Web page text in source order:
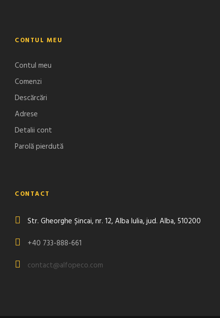
CONTUL MEU
Contul meu
Comenzi
Descărcări
Adrese
Detalii cont
Parolă pierdută
CONTACT
Str. Gheorghe Șincai, nr. 12, Alba Iulia, jud. Alba, 510200
+40 733-888-661
contact@alfopeco.com